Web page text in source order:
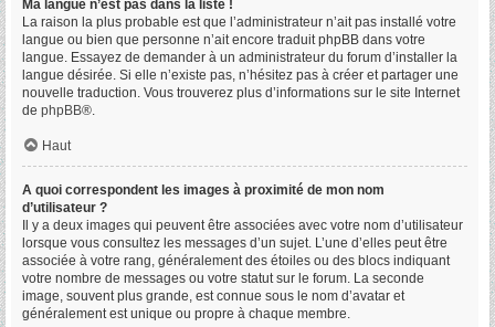
Ma langue n’est pas dans la liste !
La raison la plus probable est que l’administrateur n’ait pas installé votre
langue ou bien que personne n’ait encore traduit phpBB dans votre
langue. Essayez de demander à un administrateur du forum d’installer la
langue désirée. Si elle n’existe pas, n’hésitez pas à créer et partager une
nouvelle traduction. Vous trouverez plus d’informations sur le site Internet
de phpBB®.
Haut
A quoi correspondent les images à proximité de mon nom
d’utilisateur ?
Il y a deux images qui peuvent être associées avec votre nom d’utilisateur
lorsque vous consultez les messages d’un sujet. L’une d’elles peut être
associée à votre rang, généralement des étoiles ou des blocs indiquant
votre nombre de messages ou votre statut sur le forum. La seconde
image, souvent plus grande, est connue sous le nom d’avatar et
généralement est unique ou propre à chaque membre.